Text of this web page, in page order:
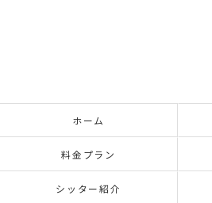
ホーム
料金プラン
シッター紹介